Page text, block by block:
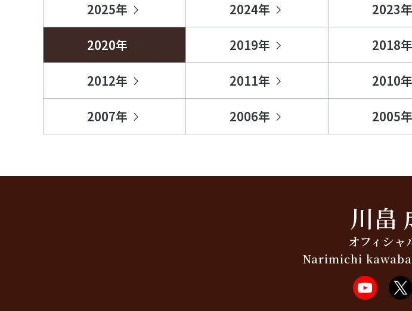
2025年 2024年 2023年
2020年 2019年 2018年
2012年 2011年 2010年
2007年 2006年 2005年
川畠
オフィシャ
Narimichi